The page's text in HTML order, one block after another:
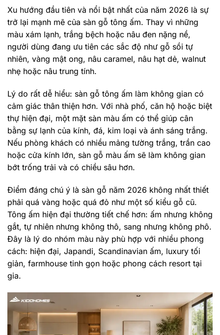
Xu hướng đầu tiên và nổi bật nhất của năm 2026 là sự
trở lại mạnh mẽ của sàn gỗ tông ấm. Thay vì những
màu xám lạnh, trắng bệch hoặc nâu đen nặng nề,
người dùng đang ưu tiên các sắc độ như gỗ sồi tự
nhiên, vàng mật ong, nâu caramel, nâu hạt dẻ, walnut
nhẹ hoặc nâu trung tính.
Lý do rất dễ hiểu: sàn gỗ tông ấm làm không gian có
cảm giác thân thiện hơn. Với nhà phố, căn hộ hoặc biệt
thự hiện đại, một mặt sàn màu ấm có thể giúp cân
bằng sự lạnh của kính, đá, kim loại và ánh sáng trắng.
Nếu phòng khách có nhiều mảng tường trắng, trần cao
hoặc cửa kính lớn, sàn gỗ màu ấm sẽ làm không gian
bớt trống trải và có chiều sâu hơn.
Điểm đáng chú ý là sàn gỗ năm 2026 không nhất thiết
phải quá vàng hoặc quá đỏ như một số kiểu gỗ cũ.
Tông ấm hiện đại thường tiết chế hơn: ấm nhưng không
gắt, tự nhiên nhưng không thô, sang nhưng không phô.
Đây là lý do nhóm màu này phù hợp với nhiều phong
cách: hiện đại, Japandi, Scandinavian ấm, luxury tối
giản, farmhouse tinh gọn hoặc phong cách resort tại
gia.